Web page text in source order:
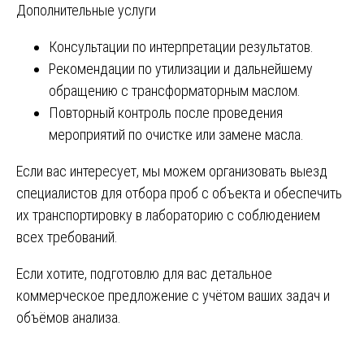
Дополнительные услуги
Консультации по интерпретации результатов.
Рекомендации по утилизации и дальнейшему
обращению с трансформаторным маслом.
Повторный контроль после проведения
мероприятий по очистке или замене масла.
Если вас интересует, мы можем организовать выезд
специалистов для отбора проб с объекта и обеспечить
их транспортировку в лабораторию с соблюдением
всех требований.
Если хотите, подготовлю для вас детальное
коммерческое предложение с учётом ваших задач и
объёмов анализа.